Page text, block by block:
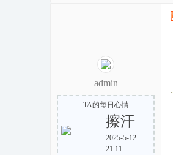
程
admin
TA的每日心情
擦汗
2025-5-12
21:11